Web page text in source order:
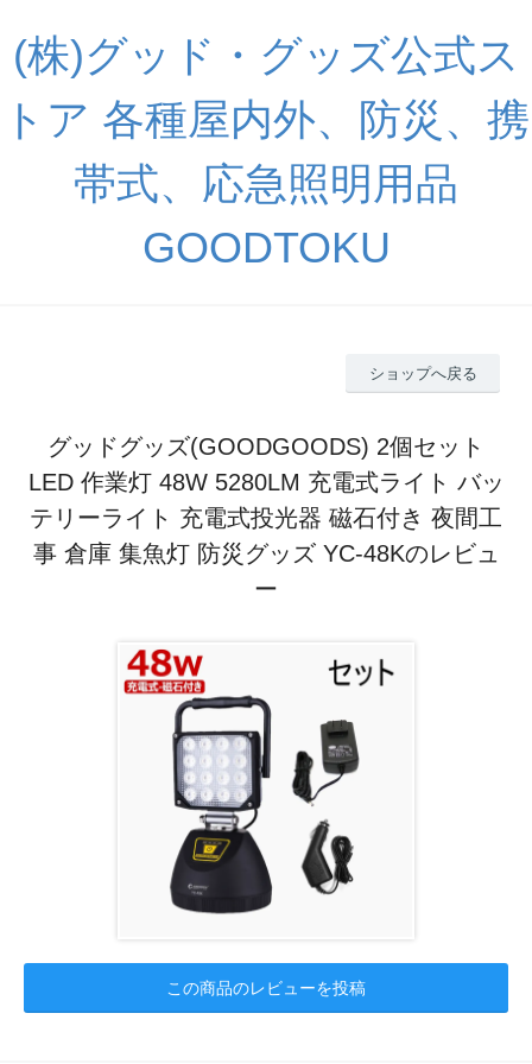
(株)グッド・グッズ公式ス
トア 各種屋内外、防災、携
帯式、応急照明用品
GOODTOKU
ショップへ戻る
グッドグッズ(GOODGOODS) 2個セット
LED 作業灯 48W 5280LM 充電式ライト バッ
テリーライト 充電式投光器 磁石付き 夜間工
事 倉庫 集魚灯 防災グッズ YC-48Kのレビュ
ー
この商品のレビューを投稿